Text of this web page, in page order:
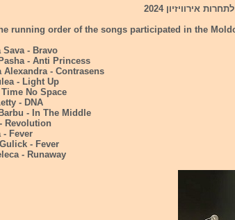
אירוויזיון 2024
running order of the songs participated in the
Sava - Bravo
- Anti Princess
Alexandra - Contrasens
- Light Up
No Space
- DNA
- In The Middle
Revolution
- Fever
- Fever
- Runaway